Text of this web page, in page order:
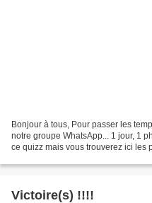
Bonjour à tous, Pour passer les
notre groupe WhatsApp... 1 jour, 1
ce quizz mais vous trouverez ici les
Victoire(s) !!!!